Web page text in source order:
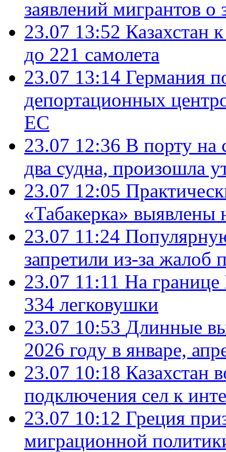
заявлений мигрантов
23.07 13:52 Казахстан
до 221 самолета
23.07 13:14 Германия
депортационных
ЕС
23.07 12:36 В порту на
два судна, произошла
23.07 12:05
«Табакерка»
23.07 11:24
запретили из-за жалоб
23.07 11:11 На границе
334 легковушки
23.07 10:53 Длинные
2026 году в январе,
23.07 10:18 Казахстан
подключения сел к
23.07 10:12 Греция
миграционной